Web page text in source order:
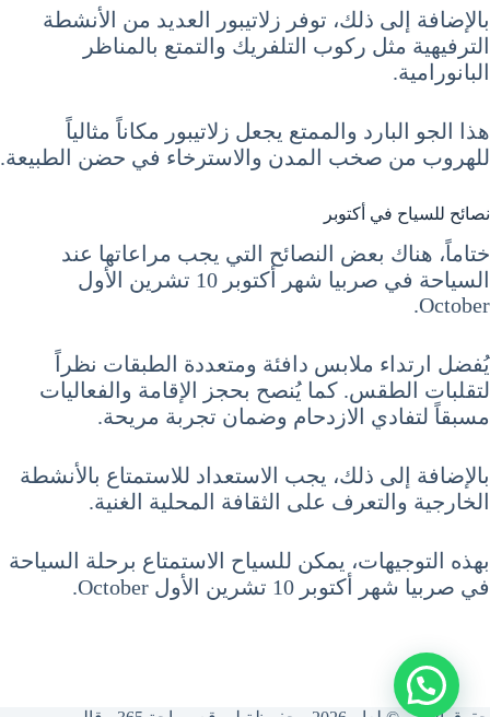
بالإضافة إلى ذلك، توفر زلاتيبور العديد من الأنشطة
الترفيهية مثل ركوب التلفريك والتمتع بالمناظر
البانورامية.
هذا الجو البارد والممتع يجعل زلاتيبور مكاناً مثالياً
للهروب من صخب المدن والاسترخاء في حضن الطبيعة.
نصائح للسياح في أكتوبر
ختاماً، هناك بعض النصائح التي يجب مراعاتها عند
السياحة في صربيا شهر أكتوبر 10 تشرين الأول
October.
يُفضل ارتداء ملابس دافئة ومتعددة الطبقات نظراً
لتقلبات الطقس. كما يُنصح بحجز الإقامة والفعاليات
مسبقاً لتفادي الازدحام وضمان تجربة مريحة.
بالإضافة إلى ذلك، يجب الاستعداد للاستمتاع بالأنشطة
الخارجية والتعرف على الثقافة المحلية الغنية.
بهذه التوجيهات، يمكن للسياح الاستمتاع برحلة السياحة
في صربيا شهر أكتوبر 10 تشرين الأول October.